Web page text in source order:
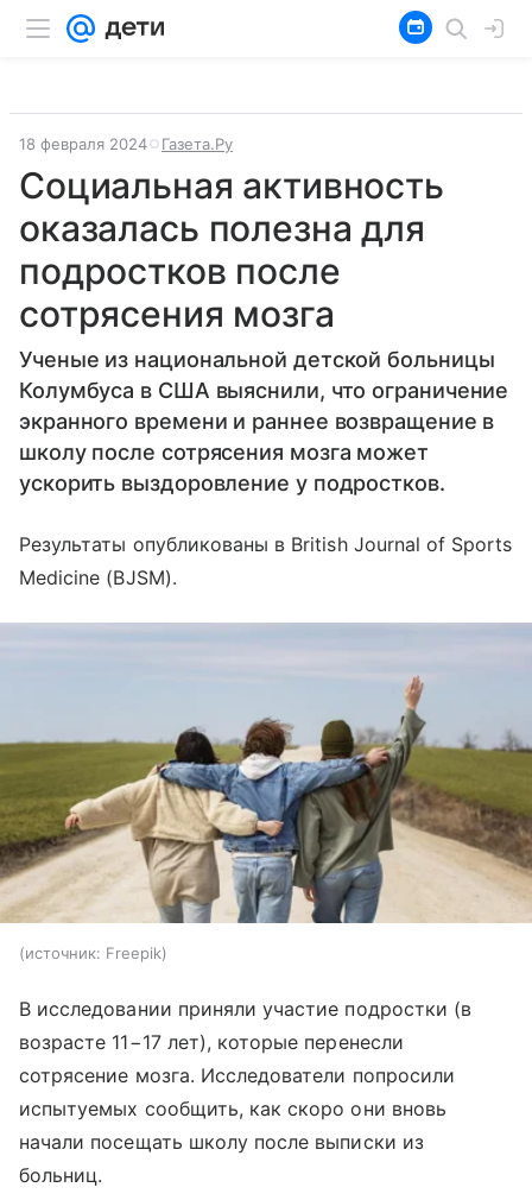
18 февраля 2024 Газета.Ру
Социальная активность
оказалась полезна для
подростков после
сотрясения мозга
Ученые из национальной детской больницы
Колумбуса в США выяснили, что ограничение
экранного времени и раннее возвращение в
школу после сотрясения мозга может
ускорить выздоровление у подростков.
Результаты опубликованы в British Journal of Sports
Medicine (BJSM).
источник: Freepik
В исследовании приняли участие подростки (в
возрасте 11−17 лет), которые перенесли
сотрясение мозга. Исследователи попросили
испытуемых сообщить, как скоро они вновь
начали посещать школу после выписки из
больниц.